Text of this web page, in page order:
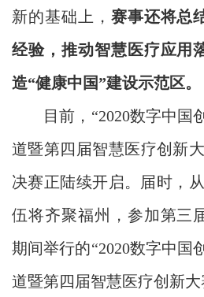
新的基础上， 赛事还将总
经验，推动智慧医疗应用
造“健康中国”建设示范区。
目前，“2020数字中国
道暨第四届智慧医疗创新
决赛正陆续开启。届时，
伍将齐聚福州，参加第三
期间举行的“2020数字中国
道暨第四届智慧医疗创新大